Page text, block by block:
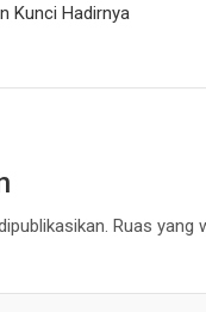
Kunci Hadirnya
Ruas yang